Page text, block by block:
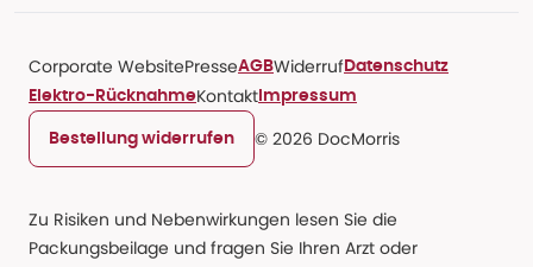
Corporate WebsitePresseAGBWiderruf Datenschutz
Elektro-RücknahmeKontakt Impressum
Bestellung widerrufen © 2026 DocMorris
Zu Risiken und Nebenwirkungen lesen Sie die
Packungsbeilage und fragen Sie Ihren Arzt oder